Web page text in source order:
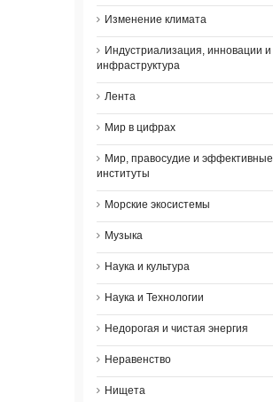
Изменение климата
Индустриализация, инновации и
инфраструктура
Лента
Мир в цифрах
Мир, правосудие и эффективные
институты
Морские экосистемы
Музыка
Наука и культура
Наука и Технологии
Недорогая и чистая энергия
Неравенство
Нищета